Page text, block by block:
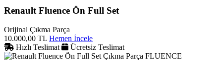
Renault Fluence Ön Full Set
Orijinal Çıkma Parça
10.000,00 TL Hemen İncele
Hızlı Teslimat
Ücretsiz Teslimat
FLUENCE